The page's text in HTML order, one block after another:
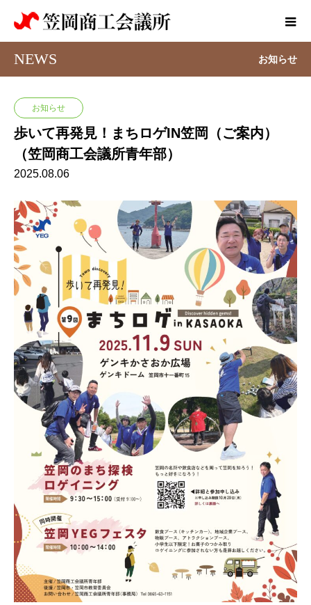
NEWS お知らせ
お知らせ
歩いて再発見！まちロゲIN笠岡（ご案内）
（笠岡商工会議所青年部）
2025.08.06